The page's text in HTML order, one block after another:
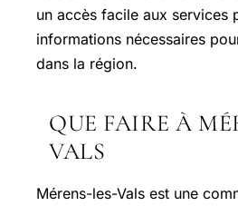
un accès facile aux services
informations nécessaires
dans la région.
QUE FAIRE À
VALS
Mérens-les-Vals est une